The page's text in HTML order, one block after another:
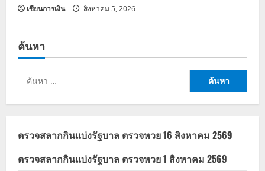
เซียนการเงิน สิงหาคม 5, 2026
ค้นหา
ค้นหา
สำหรับ:
ตรวจสลากกินแบ่งรัฐบาล ตรวจหวย 16 สิงหาคม 2569
ตรวจสลากกินแบ่งรัฐบาล ตรวจหวย 1 สิงหาคม 2569